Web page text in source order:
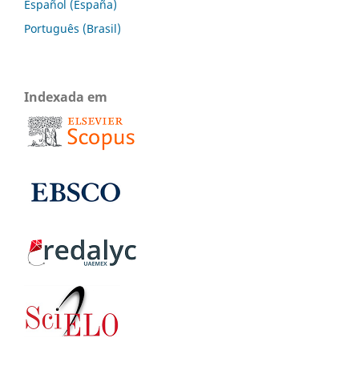
Español (España)
Português (Brasil)
Indexada em